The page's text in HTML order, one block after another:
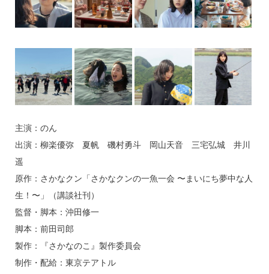
主演：のん
出演：柳楽優弥 夏帆 磯村勇斗 岡山天音 三宅弘城 井川
遥
原作：さかなクン「さかなクンの一魚一会 〜まいにち夢中な人
生！〜」（講談社刊）
監督・脚本：沖田修一
脚本：前田司郎
製作：『さかなのこ』製作委員会
制作・配給：東京テアトル